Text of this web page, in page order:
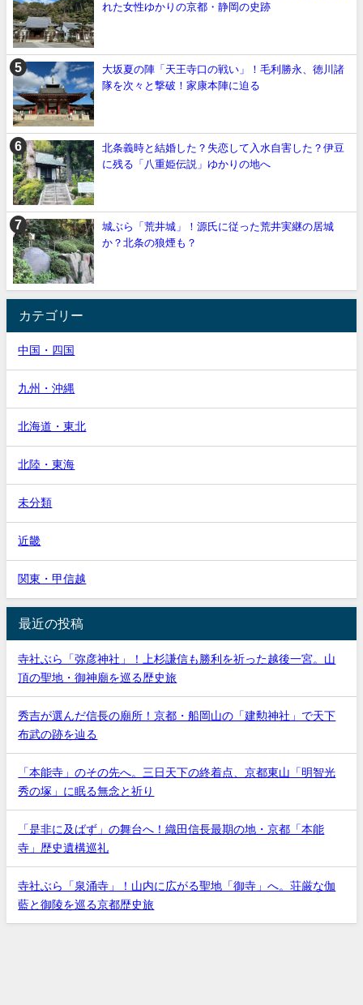
れた女性ゆかりの京都・静岡の史跡
大坂夏の陣「天王寺口の戦い」！毛利勝永、徳川諸
隊を次々と撃破！家康本陣に迫る
北条義時と結婚した？失恋して入水自害した？伊豆
に残る「八重姫伝説」ゆかりの地へ
城ぶら「荒井城」！源氏に従った荒井実継の居城
か？北条の狼煙も？
カテゴリー
中国・四国
九州・沖縄
北海道・東北
北陸・東海
未分類
近畿
関東・甲信越
最近の投稿
寺社ぶら「弥彦神社」！上杉謙信も勝利を祈った越後一宮。山
頂の聖地・御神廟を巡る歴史旅
秀吉が選んだ信長の廟所！京都・船岡山の「建勲神社」で天下
布武の跡を辿る
「本能寺」のその先へ。三日天下の終着点、京都東山「明智光
秀の塚」に眠る無念と祈り
「是非に及ばず」の舞台へ！織田信長最期の地・京都「本能
寺」歴史遺構巡礼
寺社ぶら「泉涌寺」！山内に広がる聖地「御寺」へ。荘厳な伽
藍と御陵を巡る京都歴史旅